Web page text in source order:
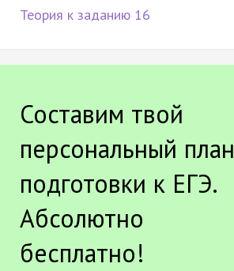
Теория к заданию 16
Составим твой
персональный план
подготовки к ЕГЭ.
Абсолютно
бесплатно!